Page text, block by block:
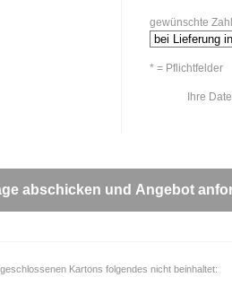
gewünschte
* = Pflichtfelder
Ihre
Kartons folgendes nicht beinhaltet: